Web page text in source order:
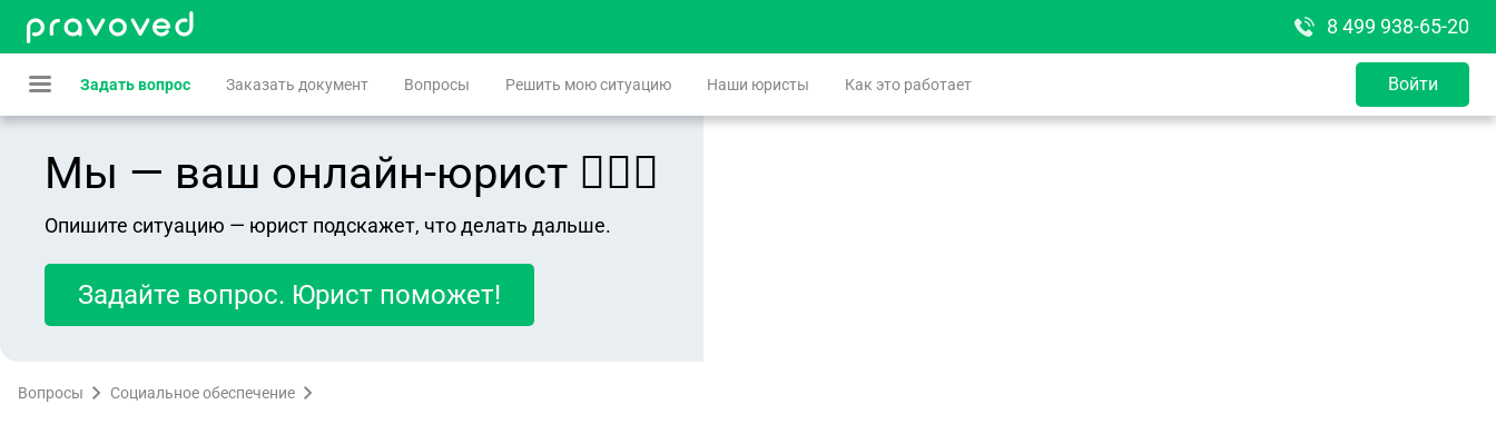
8 499 938-65-20
Задать вопрос Заказать документ Вопросы Решить мою ситуацию Наши юристы Как это работает Войти
Мы — ваш онлайн-юрист 👨🏻‍⚖️
Опишите ситуацию — юрист подскажет, что делать дальше.
Задайте вопрос. Юрист поможет!
Вопросы Социальное обеспечение